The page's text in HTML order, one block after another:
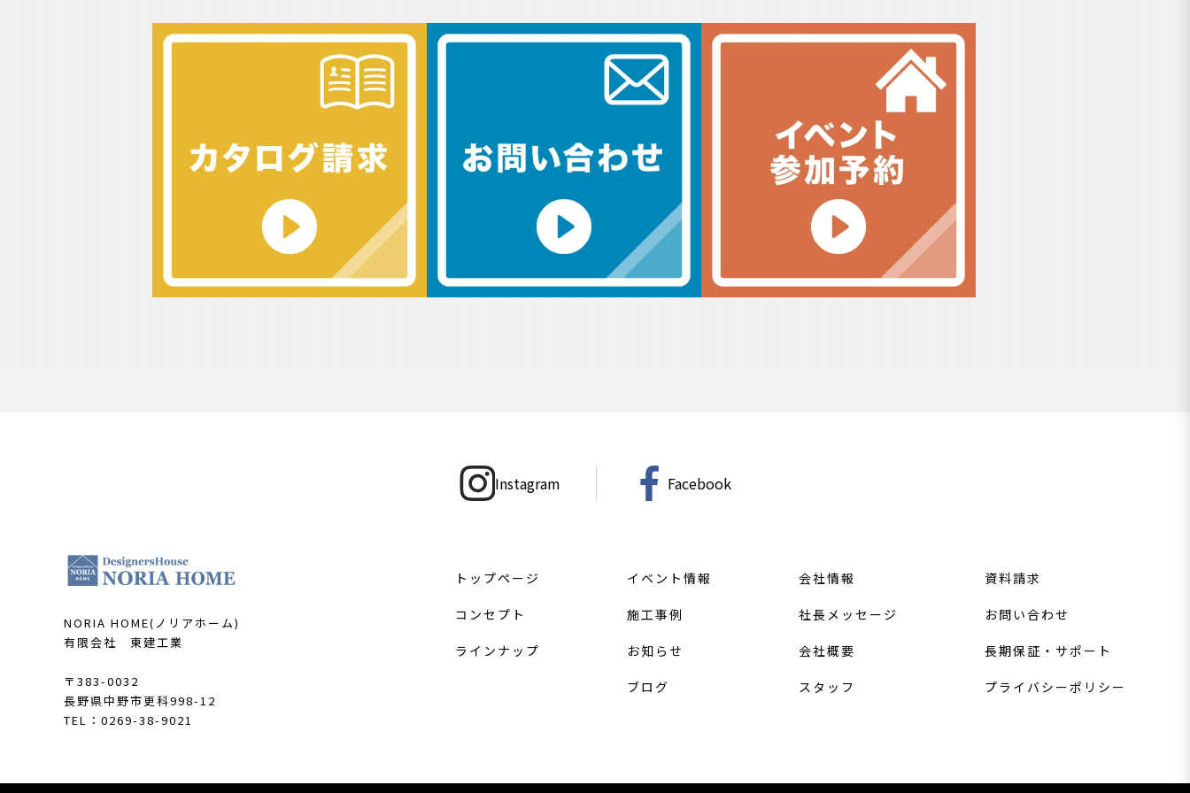
Instagram Facebook
NORIA HOME(ノリアホーム)
有限会社 東建工業
〒383-0032
長野県中野市更科998-12
TEL：0269-38-9021
トップページ
コンセプト
ラインナップ
イベント情報
施工事例
お知らせ
ブログ
会社情報
社長メッセージ
会社概要
スタッフ
資料請求
お問い合わせ
長期保証・サポート
プライバシーポリシー